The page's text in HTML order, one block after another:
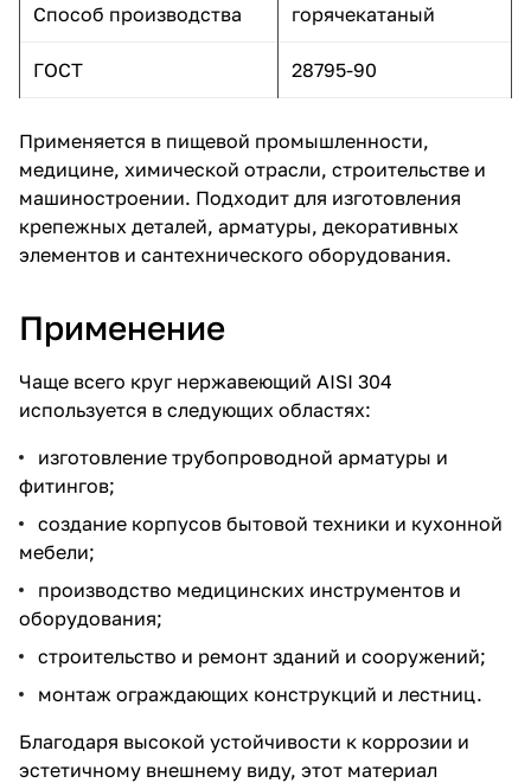
Способ производства горячекатаный
ГОСТ 28795-90
Применяется в пищевой промышленности,
медицине, химической отрасли, строительстве и
машиностроении. Подходит для изготовления
крепежных деталей, арматуры, декоративных
элементов и сантехнического оборудования.
Применение
Чаще всего круг нержавеющий AISI 304
используется в следующих областях:
изготовление трубопроводной арматуры и
фитингов;
создание корпусов бытовой техники и кухонной
мебели;
производство медицинских инструментов и
оборудования;
строительство и ремонт зданий и сооружений;
монтаж ограждающих конструкций и лестниц.
Благодаря высокой устойчивости к коррозии и
эстетичному внешнему виду, этот материал